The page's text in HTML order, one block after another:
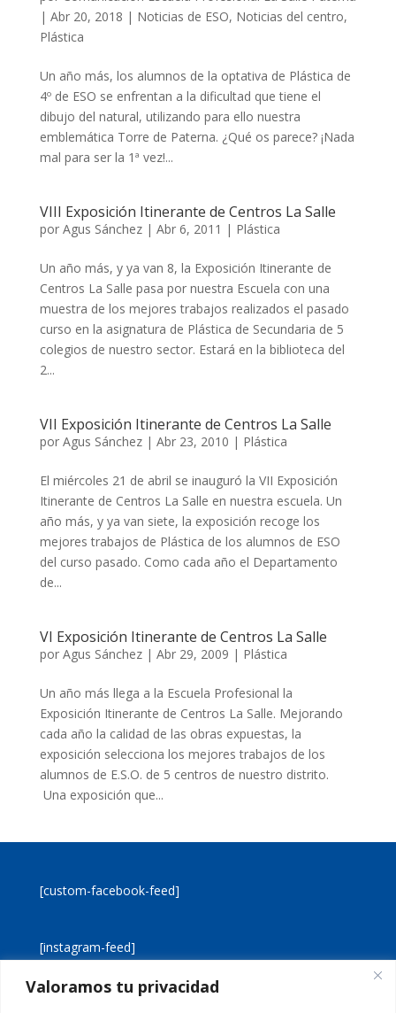
Valoramos tu privacidad
| Abr 20, 2018 | Noticias de ESO, Noticias del centro,
Plástica
Un año más, los alumnos de la optativa de Plástica de
4º de ESO se enfrentan a la dificultad que tiene el
dibujo del natural, utilizando para ello nuestra
emblemática Torre de Paterna. ¿Qué os parece? ¡Nada
mal para ser la 1ª vez!...
VIII Exposición Itinerante de Centros La Salle
por Agus Sánchez| Abr 6, 2011 | Plástica
Un año más, y ya van 8, la Exposición Itinerante de
Centros La Salle pasa por nuestra Escuela con una
muestra de los mejores trabajos realizados el pasado
curso en la asignatura de Plástica de Secundaria de 5
colegios de nuestro sector. Estará en la biblioteca del
2...
VII Exposición Itinerante de Centros La Salle
por Agus Sánchez| Abr 23, 2010 | Plástica
El miércoles 21 de abril se inauguró la VII Exposición
Itinerante de Centros La Salle en nuestra escuela. Un
año más, y ya van siete, la exposición recoge los
mejores trabajos de Plástica de los alumnos de ESO
del curso pasado. Como cada año el Departamento
de...
VI Exposición Itinerante de Centros La Salle
por Agus Sánchez| Abr 29, 2009 | Plástica
Un año más llega a la Escuela Profesional la
Exposición Itinerante de Centros La Salle. Mejorando
cada año la calidad de las obras expuestas, la
exposición selecciona los mejores trabajos de los
alumnos de E.S.O. de 5 centros de nuestro distrito.
Una exposición que...
[custom-facebook-feed]
[instagram-feed]